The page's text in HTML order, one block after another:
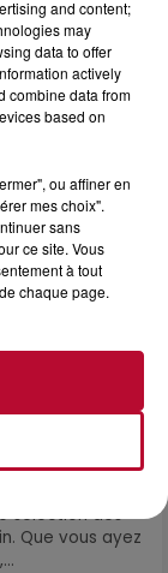
pas de charge
sélection des
Que vous ayez
and content;
may
data to offer
actively
combine data from
based on
ou affiner en
mes choix".
sans
ce site. Vous
à tout
chaque page.